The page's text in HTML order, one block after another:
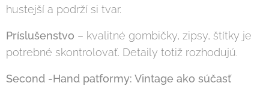
hustejší a podrží si tvar.
Príslušenstvo – kvalitné gombičky, zipsy, štítky je
potrebné skontrolovať. Detaily totiž rozhodujú.
Second -Hand patformy: Vintage ako súčasť